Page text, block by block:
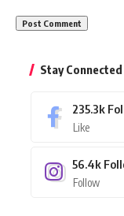
Stay Connected
235.3k
Like
56.4k
Follow